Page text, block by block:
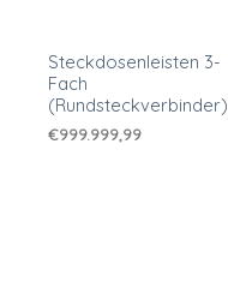
Steckdosenleisten 3-
Fach
(Rundsteckverbinder)
€999.999,99